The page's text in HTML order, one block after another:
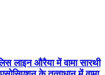
लाइन औरैया में वामा सारथी